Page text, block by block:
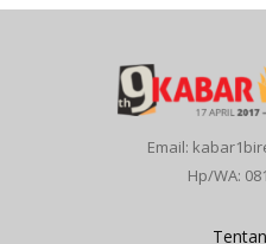
Email:
Hp/WA: